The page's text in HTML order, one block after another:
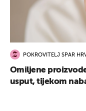
POKROVITELJ SPAR
Omiljene
usput, tijekom